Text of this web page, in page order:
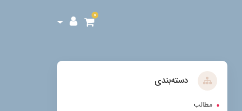
0
دسته‌بندی
مطالب